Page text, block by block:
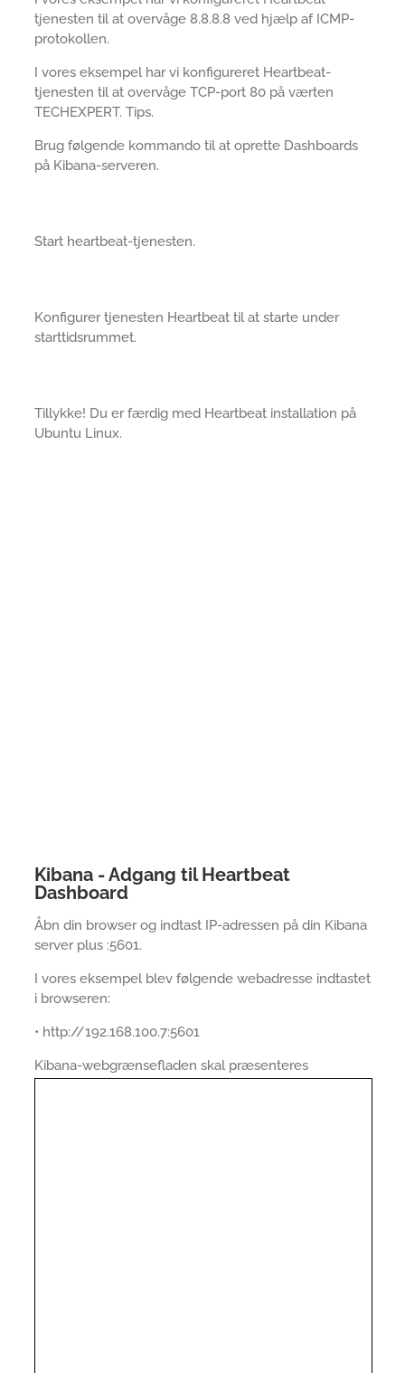
tjenesten til at overvåge 8.8.8.8 ved hjælp af ICMP-
protokollen.
I vores eksempel har vi konfigureret Heartbeat-
tjenesten til at overvåge TCP-port 80 på værten
TECHEXPERT. Tips.
Brug følgende kommando til at oprette Dashboards
på Kibana-serveren.
Start heartbeat-tjenesten.
Konfigurer tjenesten Heartbeat til at starte under
starttidsrummet.
Tillykke! Du er færdig med Heartbeat installation på
Ubuntu Linux.
Kibana - Adgang til Heartbeat
Dashboard
Åbn din browser og indtast IP-adressen på din Kibana
server plus :5601.
I vores eksempel blev følgende webadresse indtastet
i browseren:
• http://192.168.100.7:5601
Kibana-webgrænsefladen skal præsenteres